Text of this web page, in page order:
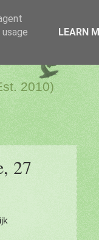
2010)
27
LEARN